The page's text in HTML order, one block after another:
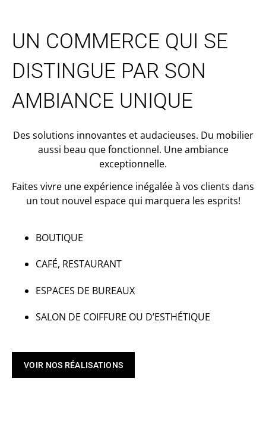
UN COMMERCE QUI SE
DISTINGUE PAR SON
AMBIANCE UNIQUE
Des solutions innovantes et audacieuses. Du mobilier
aussi beau que fonctionnel. Une ambiance
exceptionnelle.
Faites vivre une expérience inégalée à vos clients dans
un tout nouvel espace qui marquera les esprits!
BOUTIQUE
CAFÉ, RESTAURANT
ESPACES DE BUREAUX
SALON DE COIFFURE OU D’ESTHÉTIQUE
VOIR NOS RÉALISATIONS